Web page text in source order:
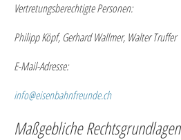
Vertretungsberechtigte Personen:
Philipp Köpf, Gerhard Wallmer, Walter Truffer
E-Mail-Adresse:
info@eisenbahnfreunde.ch
Maßgebliche Rechtsgrundlagen